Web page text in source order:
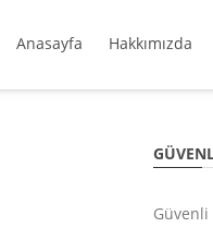
Anasayfa Hakkımızda
Güvenli